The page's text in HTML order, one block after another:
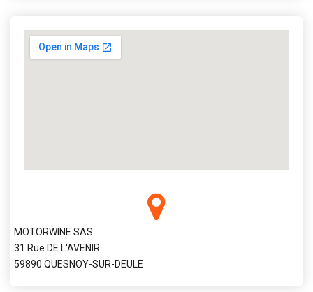
MOTORWINE SAS
31 Rue DE L'AVENIR
59890 QUESNOY-SUR-DEULE